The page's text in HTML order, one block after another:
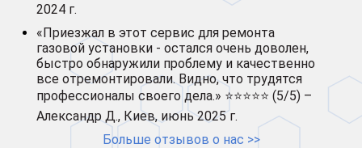
2024 г.
«Приезжал в этот сервис для ремонта
газовой установки - остался очень доволен,
быстро обнаружили проблему и качественно
все отремонтировали. Видно, что трудятся
профессионалы своего дела.» ⭐⭐⭐⭐⭐ (5/5) –
Александр Д., Киев, июнь 2025 г.
Больше отзывов о нас >>